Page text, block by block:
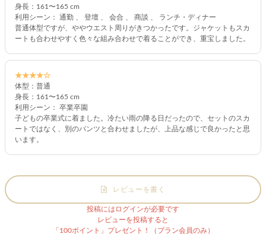
身長：161〜165 cm
利用シーン： 通勤 、 登壇 、 会合 、 商談 、 ランチ・ディナー
普通体型ですが、ややウエスト周りがきつかったです。ジャケットもスカ
ートも合わせやすく色々な組み合わせで着ることができ、重宝しました。
★★★★☆
体型：普通
身長：161〜165 cm
利用シーン： 卒業卒園
子どもの卒業式に着ました。冷たい雨の降る日だったので、セットのスカ
ートではなく、別のパンツと合わせましたが、上品な感じで良かったと思
います。
レビューを書く
投稿にはログインが必要です
レビューを投稿すると
「100ポイント」プレゼント！（プラン会員のみ）